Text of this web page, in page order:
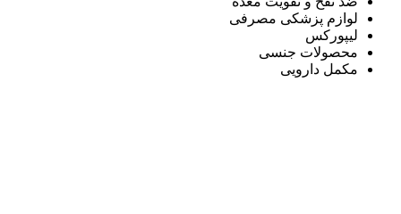
لوازم پزشکی مصرفی
لیپورکس
محصولات جنسی
مکمل دارویی